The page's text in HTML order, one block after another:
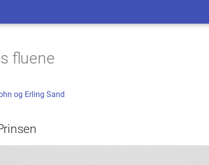
fluene
og Erling Sand